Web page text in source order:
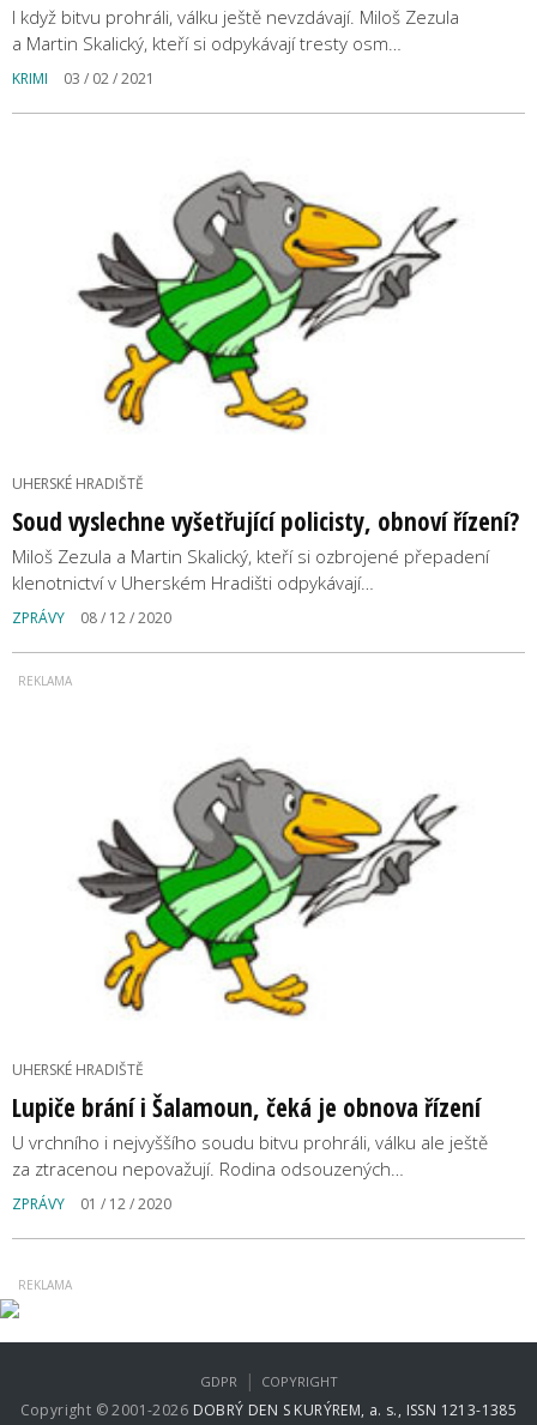
I když bitvu prohráli, válku ještě nevzdávají. Miloš Zezula
a Martin Skalický, kteří si odpykávají tresty osm…
KRIMI 03 / 02 / 2021
UHERSKÉ HRADIŠTĚ
Soud vyslechne vyšetřující policisty, obnoví řízení?
Miloš Zezula a Martin Skalický, kteří si ozbrojené přepadení
klenotnictví v Uherském Hradišti odpykávají…
ZPRÁVY 08 / 12 / 2020
UHERSKÉ HRADIŠTĚ
Lupiče brání i Šalamoun, čeká je obnova řízení
U vrchního i nejvyššího soudu bitvu prohráli, válku ale ještě
za ztracenou nepovažují. Rodina odsouzených…
ZPRÁVY 01 / 12 / 2020
Copyright © 2001-2026 DOBRÝ DEN S KURÝREM, a. s., ISSN 1213-1385
GDPR | COPYRIGHT